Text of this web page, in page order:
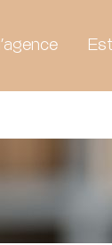
l'agence